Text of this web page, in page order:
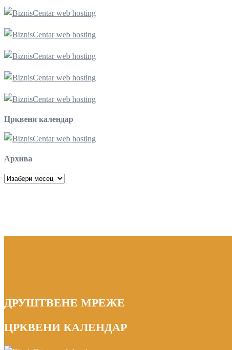
Црквени календар
Архива
Архива
ДРУШТВЕНЕ МРЕЖЕ
ЦРКВЕНИ КАЛЕНДАР